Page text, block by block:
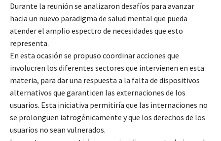
Durante la reunión se analizaron desafíos para avanzar
hacia un nuevo paradigma de salud mental que pueda
atender el amplio espectro de necesidades que esto
representa.
En esta ocasión se propuso coordinar acciones que
involucren los diferentes sectores que intervienen en esta
materia, para dar una respuesta a la falta de dispositivos
alternativos que garanticen las externaciones de los
usuarios. Esta iniciativa permitiría que las internaciones no
se prolonguen iatrogénicamente y que los derechos de los
usuarios no sean vulnerados.